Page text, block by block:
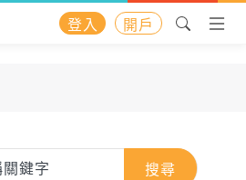
登入 開戶
搜尋